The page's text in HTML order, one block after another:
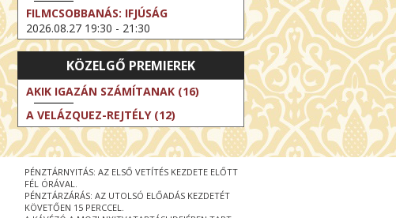
FILMCSOBBANÁS: IFJÚSÁG
2026.08.27 19:30 - 21:30
EXHIBITION ON SCREEN: VINCENT
VAN GOGH - ÚJ LÁTÁSMÓD
2026.08.30 11:00 - 12:30
NT LIVE / DAVID IRELAND: THE FIFTH
STEP
2026.09.01 19:00 - 21:00
BERLIN ELESTE
2026.09.13 16:00 - 19:00
NT LIVE / OSCAR WILDE: THE
IMPORTANCE OF BEING EARNEST
KÖZELGŐ PREMIEREK
AKIK IGAZÁN SZÁMÍTANAK (16)
A VELÁZQUEZ-REJTÉLY (12)
PÉNZTÁRNYITÁS: AZ ELSŐ VETÍTÉS KEZDETE ELŐTT
FÉL ÓRÁVAL.
PÉNZTÁRZÁRÁS: AZ UTOLSÓ ELŐADÁS KEZDETÉT
KÖVETŐEN 15 PERCCEL.